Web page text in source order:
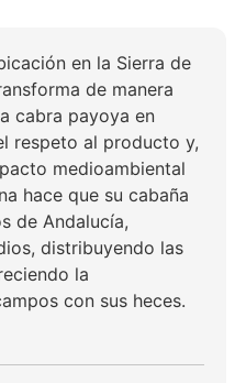
en la Sierra de
de manera
cabra payoya en
respeto al producto y,
medioambiental
hace que su cabaña
de Andalucía,
distribuyendo las
la
con sus heces.